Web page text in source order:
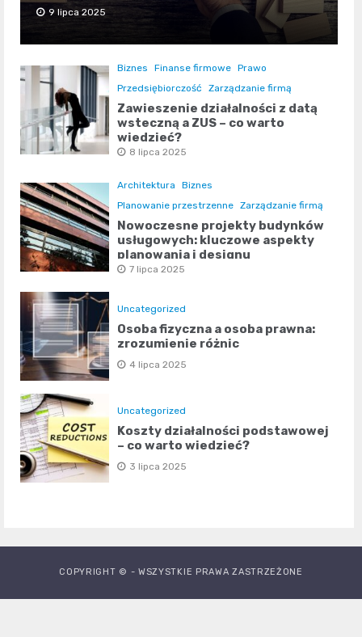
9 lipca 2025
Biznes Finanse firmowe Prawo
Przedsiębiorczość
Zarządzanie firmą
Zawieszenie działalności z datą
wsteczną a ZUS – co warto
wiedzieć?
8 lipca 2025
Architektura
Biznes
Planowanie przestrzenne Zarządzanie firmą
Nowoczesne projekty budynków
usługowych: kluczowe aspekty
planowania i designu
7 lipca 2025
Uncategorized
Osoba fizyczna a osoba prawna:
zrozumienie różnic
4 lipca 2025
Uncategorized
Koszty działalności podstawowej
– co warto wiedzieć?
3 lipca 2025
COPYRIGHT © - WSZYSTKIE PRAWA ZASTRZEŻONE